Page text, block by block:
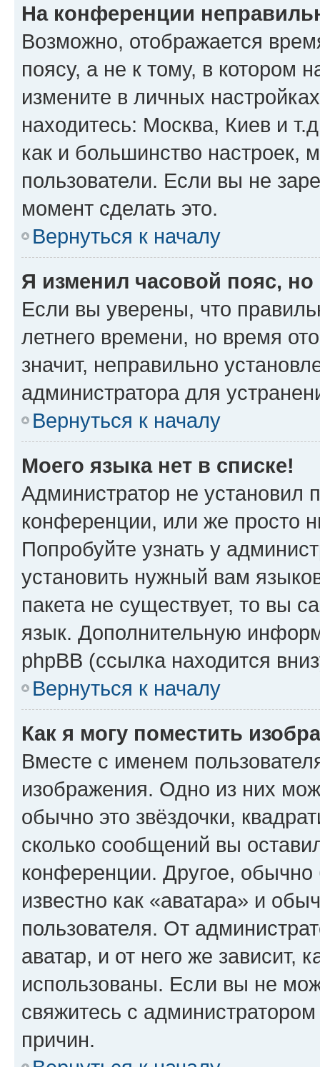
На конференции
Возможно, отображается
поясу, а не к тому, в котором
измените в личных
находитесь: Москва, Киев и
как и большинство настроек,
пользователи. Если вы не
момент сделать это.
Вернуться к началу
Я изменил часовой пояс,
Если вы уверены, что
летнего времени, но время
значит, неправильно
администратора для
Вернуться к началу
Моего языка нет в списке!
Администратор не установил
конференции, или же просто
Попробуйте узнать у
установить нужный вам
пакета не существует, то вы
язык. Дополнительную
phpBB (ссылка находится
Вернуться к началу
Как я могу поместить
Вместе с именем
изображения. Одно из них
обычно это звёздочки,
сколько сообщений вы
конференции. Другое,
известно как «аватара» и
пользователя. От
аватар, и от него же зависит,
использованы. Если вы не
свяжитесь с
причин.